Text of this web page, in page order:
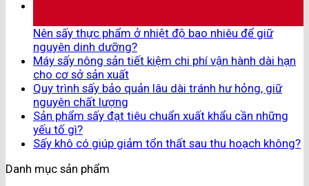
Nên sấy thực phẩm ở nhiệt độ bao nhiêu để giữ
nguyên dinh dưỡng?
Máy sấy nông sản tiết kiệm chi phí vận hành dài hạn
cho cơ sở sản xuất
Quy trình sấy bảo quản lâu dài tránh hư hỏng, giữ
nguyên chất lượng
Sản phẩm sấy đạt tiêu chuẩn xuất khẩu cần những
yếu tố gì?
Sấy khô có giúp giảm tổn thất sau thu hoạch không?
Danh mục sản phẩm